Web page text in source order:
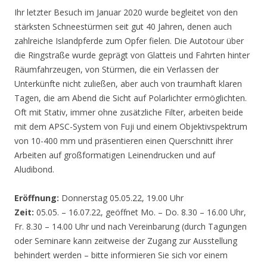
Ihr letzter Besuch im Januar 2020 wurde begleitet von den
stärksten Schneestürmen seit gut 40 Jahren, denen auch
zahlreiche Islandpferde zum Opfer fielen. Die Autotour über
die Ringstraße wurde geprägt von Glatteis und Fahrten hinter
Räumfahrzeugen, von Stürmen, die ein Verlassen der
Unterkünfte nicht zuließen, aber auch von traumhaft klaren
Tagen, die am Abend die Sicht auf Polarlichter ermöglichten.
Oft mit Stativ, immer ohne zusätzliche Filter, arbeiten beide
mit dem APSC-System von Fuji und einem Objektivspektrum
von 10-400 mm und präsentieren einen Querschnitt ihrer
Arbeiten auf großformatigen Leinendrucken und auf
Aludibond.
Eröffnung: Donnerstag 05.05.22, 19.00 Uhr
Zeit: 05.05. – 16.07.22, geöffnet Mo. – Do. 8.30 – 16.00 Uhr,
Fr. 8.30 – 14.00 Uhr und nach Vereinbarung (durch Tagungen
oder Seminare kann zeitweise der Zugang zur Ausstellung
behindert werden – bitte informieren Sie sich vor einem